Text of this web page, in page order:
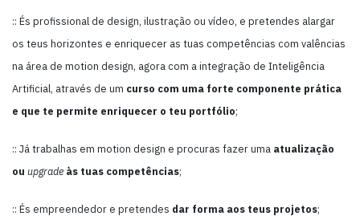
:: És profissional de design, ilustração ou vídeo, e pretendes alargar
os teus horizontes e enriquecer as tuas competências com valências
na área de motion design, agora com a integração de Inteligência
Artificial, através de um curso com uma forte componente prática
e que te permite enriquecer o teu portfólio;
:: Já trabalhas em motion design e procuras fazer uma atualização
ou upgrade às tuas competências;
:: És empreendedor e pretendes dar forma aos teus projetos;